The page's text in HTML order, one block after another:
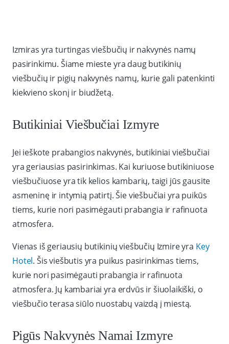
Izmiras yra turtingas viešbučių ir nakvynės namų
pasirinkimu. Šiame mieste yra daug butikinių
viešbučių ir pigių nakvynės namų, kurie gali patenkinti
kiekvieno skonį ir biudžetą.
Butikiniai Viešbučiai Izmyre
Jei ieškote prabangios nakvynės, butikiniai viešbučiai
yra geriausias pasirinkimas. Kai kuriuose butikiniuose
viešbučiuose yra tik kelios kambarių, taigi jūs gausite
asmeninę ir intymią patirtį. Šie viešbučiai yra puikūs
tiems, kurie nori pasimėgauti prabangia ir rafinuota
atmosfera.
Vienas iš geriausių butikinių viešbučių Izmire yra Key
Hotel. Šis viešbutis yra puikus pasirinkimas tiems,
kurie nori pasimėgauti prabangia ir rafinuota
atmosfera. Jų kambariai yra erdvūs ir šiuolaikiški, o
viešbučio terasa siūlo nuostabų vaizdą į miestą.
Pigūs Nakvynės Namai Izmyre